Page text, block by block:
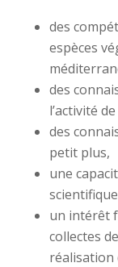
des
espèces
des
l’activité
des
petit plus,
une
un intérêt
collectes
réalisation